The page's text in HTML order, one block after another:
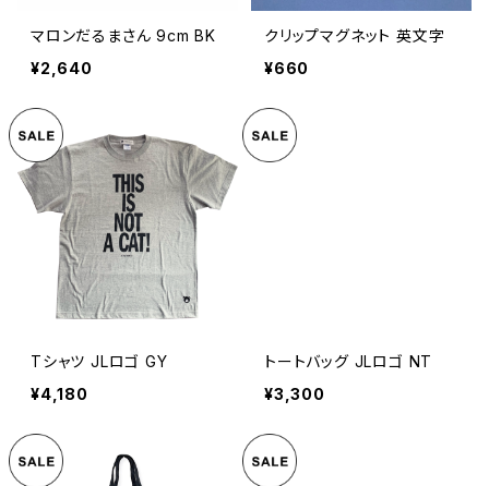
マロンだるまさん 9cm BK
¥2,640
クリップマグネット 英文字
¥660
Tシャツ JLロゴ GY
¥4,180
トートバッグ JLロゴ NT
¥3,300